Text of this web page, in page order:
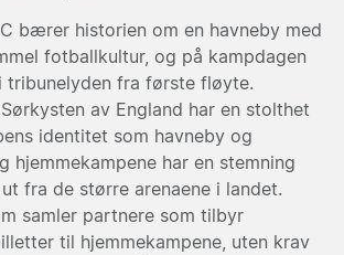
bærer historien om en havneby med
fotballkultur, og på kampdagen
tribunelyden fra første fløyte.
av England har en stolthet
identitet som havneby og
hjemmekampene har en stemning
fra de større arenaene i landet.
samler partnere som tilbyr
til hjemmekampene, uten krav